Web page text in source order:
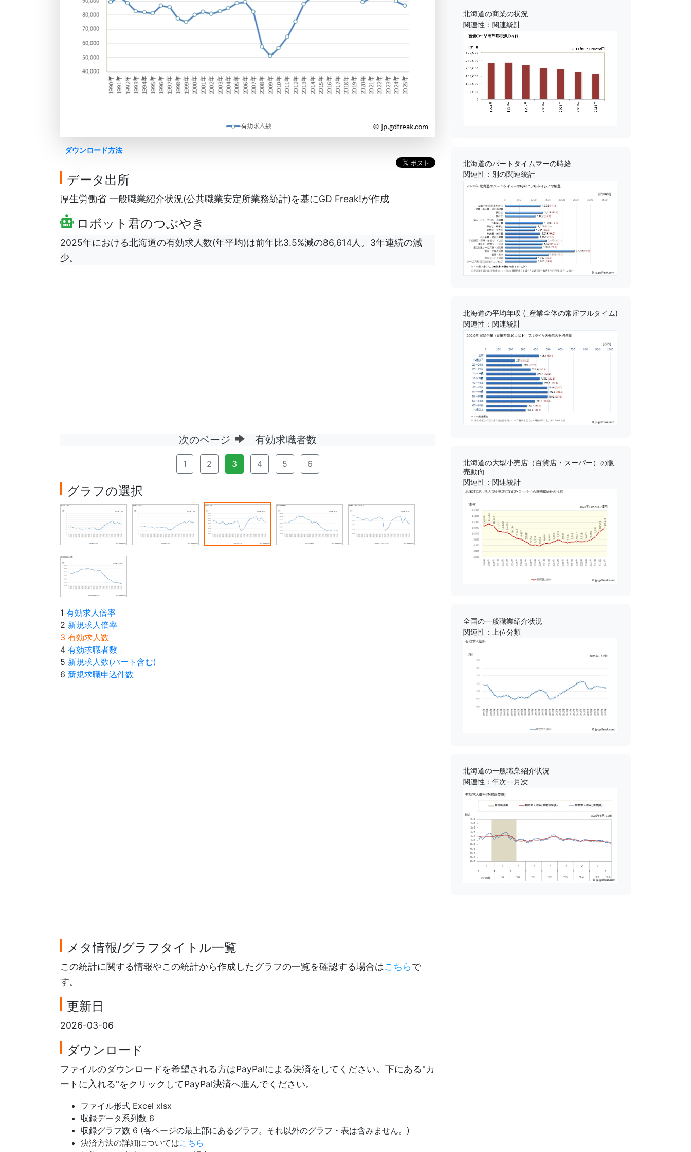
ダウンロード方法
データ出所
厚生労働省 一般職業紹介状況(公共職業安定所業務統計)を基にGD Freak!が作成
ロボット君のつぶやき
2025年における北海道の有効求人数(年平均)は前年比3.5%減の86,614人。3年連続の減
少。
次のページ 有効求職者数
1 2 3 4 5 6
グラフの選択
1 有効求人倍率
2 新規求人倍率
3 有効求人数
4 有効求職者数
5 新規求人数(パート含む)
6 新規求職申込件数
メタ情報/グラフタイトル一覧
この統計に関する情報やこの統計から作成したグラフの一覧を確認する場合はこちらで
す。
更新日
2026-03-06
ダウンロード
ファイルのダウンロードを希望される方はPayPalによる決済をしてください。下にある"カ
ートに入れる"をクリックしてPayPal決済へ進んでください。
ファイル形式 Excel xlsx
収録データ系列数 6
収録グラフ数 6 (各ページの最上部にあるグラフ。それ以外のグラフ・表は含みません。)
決済方法の詳細についてはこちら
北海道の商業の状況
関連性：関連統計
北海道のパートタイムマーの時給
関連性：別の関連統計
北海道の平均年収 (_産業全体の常雇フルタイム)
関連性：関連統計
北海道の大型小売店（百貨店・スーパー）の販
売動向
関連性：関連統計
全国の一般職業紹介状況
関連性：上位分類
北海道の一般職業紹介状況
関連性：年次--月次